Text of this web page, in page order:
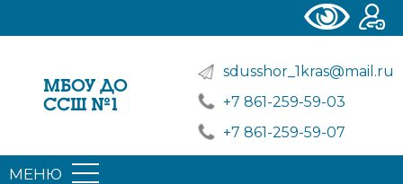
МБОУ ДО
ССШ №1
sdusshor_1kras@mail.ru
+7 861-259-59-03
+7 861-259-59-07
МЕНЮ